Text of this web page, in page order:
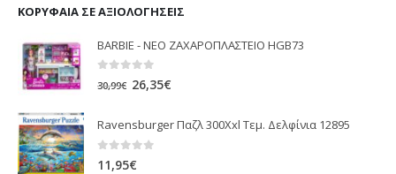
ΚΟΡΥΦΑΊΑ ΣΕ ΑΞΙΟΛΟΓΉΣΕΙΣ
BARBIE - NEO ΖΑΧΑΡΟΠΛΑΣΤΕΙΟ HGB73
out of 5
30,99€ Original
was:
30,99€.
26,35€
τιμή
Ravensburger Παζλ 300Xxl Τεμ. Δελφίνια 12895
11,95€